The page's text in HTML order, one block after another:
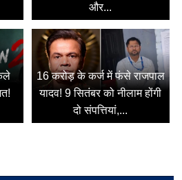
और...
16 करोड़ के कर्ज में फंसे राजपाल
यादव! 9 सितंबर को नीलाम होंगी
दो संपत्तियां,...